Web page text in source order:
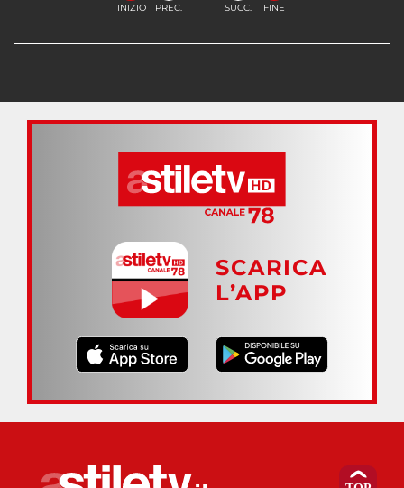
INIZIO PREC. SUCC. FINE
SCARICA
L’APP